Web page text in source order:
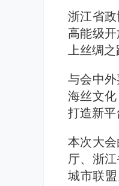
浙江省
高能级
上丝绸之
与会中
海丝文
打造新平
本次大
厅、浙
城市联